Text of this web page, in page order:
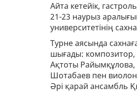
Айта кетейік,
21-23 наурыз
университетінің
Турне аясында
шығады: композитор,
Ақтоты Райымқұлова,
Шотабаев пен
Әрі қарай ансамбль